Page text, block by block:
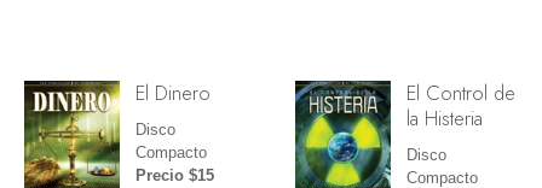
El Dinero
Disco
Compacto
Precio $15
El Control de
la Histeria
Disco
Compacto